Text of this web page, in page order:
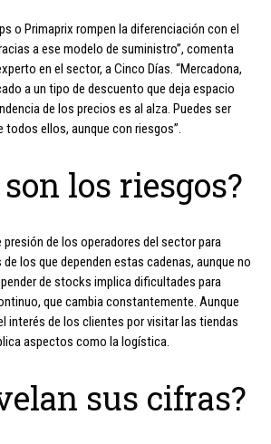
o Primaprix rompen la diferenciación con el
a ese modelo de suministro”, comenta
en el sector, a Cinco Días. “Mercadona,
a un tipo de descuento que deja espacio
de los precios es al alza. Puedes ser
todos ellos, aunque con riesgos”.
los riesgos?
presión de los operadores del sector para
los que dependen estas cadenas, aunque no
de stocks implica dificultades para
que cambia constantemente. Aunque
interés de los clientes por visitar las tiendas
aspectos como la logística.
sus cifras?